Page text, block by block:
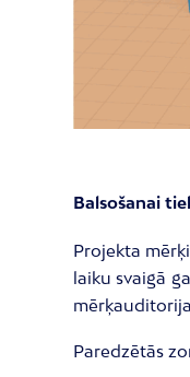
Balsošanai
Projekta
laiku svaigā
Paredzētās